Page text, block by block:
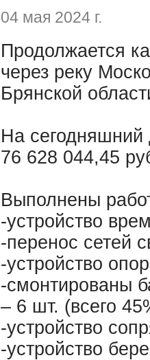
04 мая 2024 г.
Продолжается
через реку
Брянской
На сегодняшний
76 628 044,45
Выполнены
-устройство
-перенос сетей
-устройство
-смонтированы
– 6 шт. (всего
-устройство
-устройство